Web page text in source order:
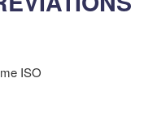
ISO